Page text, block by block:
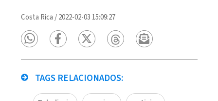
Costa Rica /2022-02-03 15:09:27
TAGS RELACIONADOS: